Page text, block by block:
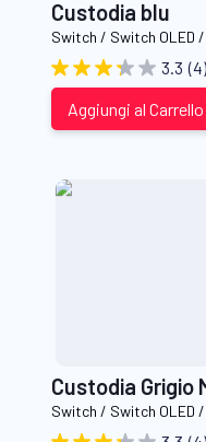
Custodia blu
Switch / Switch
3.3 (4)
Aggiungi al Carrello
Custodia Grigio
Switch / Switch